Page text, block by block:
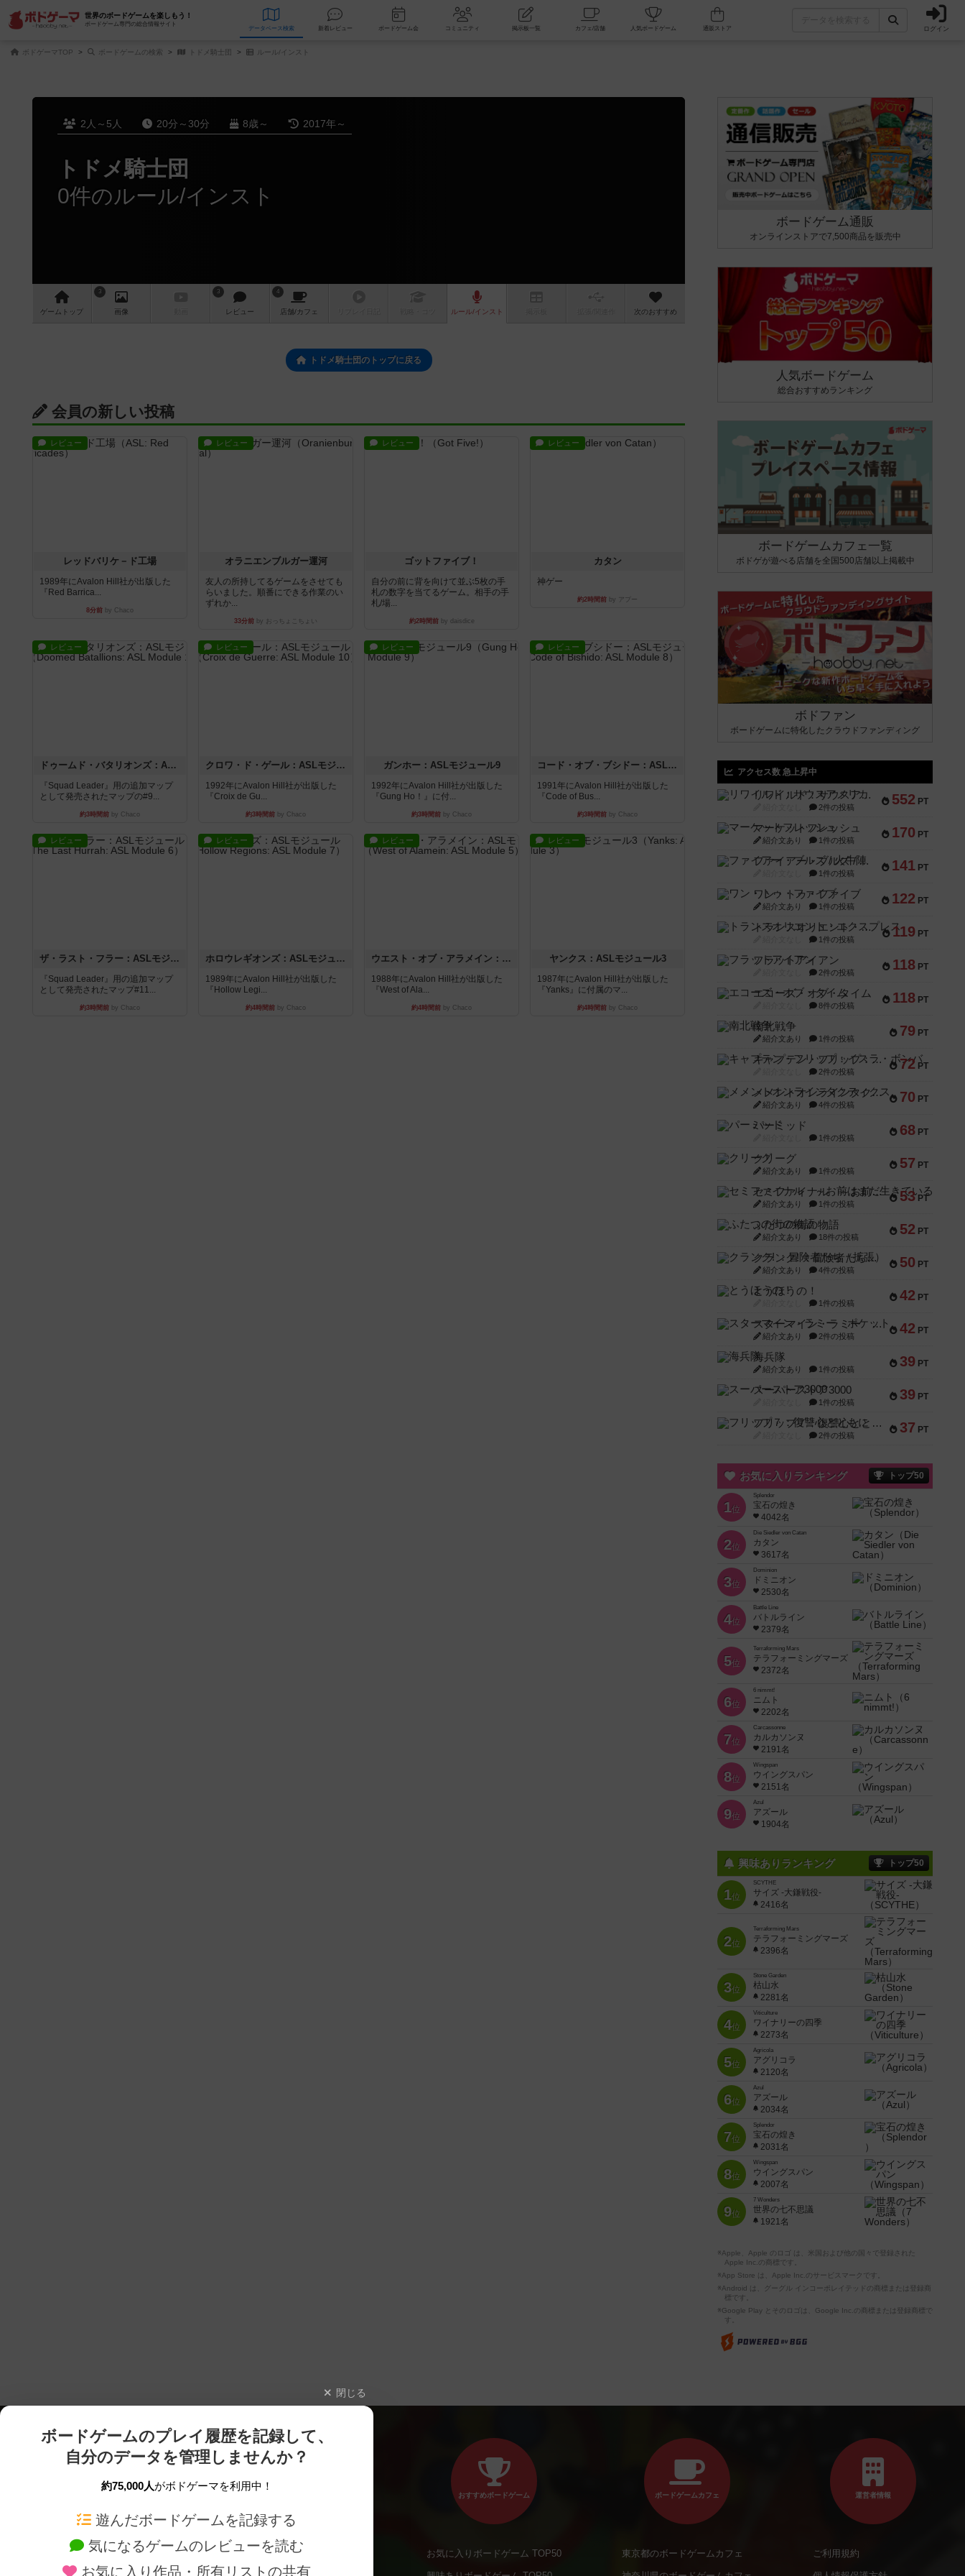
世界のボードゲームを楽しもう！
ボードゲーム専門の総合情報サイト
データベース 検索 新着レビュー ボードゲーム会 コミュニティ 掲示板一覧 カフェ/店舗 人気ボードゲーム ログイン
ボドゲーマTOP ボードゲームの検索 トドメ騎士団 ルール/インスト
2人～5人 20分～30分 8歳～ 2017年～
トドメ騎士団
0件のルール/インスト
ゲーム トップ
3
画像
3
レビュー
4
店舗/カフェ ルール/インスト 次のおすすめ
トドメ騎士団のトップに戻る
会員の新しい投稿
レビュー
レッドバリケ－ド工場
1989年にAvalon Hill社が出版した
『Red Barrica...
8分前 by Chaco
レビュー
オラニエンブルガー運河
友人の所持してるゲームをさせても
らいました。順番にできる作業のい
ずれか...
33分前 by おっちょこちょい
レビュー
ゴットファイブ！
自分の前に背を向けて並ぶ5枚の手
札の数字を当てるゲーム。相手の手
札/場...
約2時間前by daisdice
レビュー
カタン
神ゲー
約2時間前 by アプー
レビュー
ドゥームド・バタリオンズ：ASLモジュール11
『Squad Leader』用の追加マップ
として発売されたマップの#9...
約3時間前 by Chaco
レビュー
クロワ・ド・ゲール：ASLモジュール10
1992年にAvalon Hill社が出版した
『Croix de Gu...
約3時間前 by Chaco
レビュー
ガンホー：ASLモジュール9
1992年にAvalon Hill社が出版した
『Gung Ho！』に付...
約3時間前 by Chaco
レビュー
コード・オブ・ブシドー：ASLモジュール8
1991年にAvalon Hill社が出版した
『Code of Bus...
約3時間前 by Chaco
レビュー
ザ・ラスト・フラー：ASLモジュール6
『Squad Leader』用の追加マップ
として発売されたマップ#11...
約3時間前 by Chaco
レビュー
ホロウレギオンズ：ASLモジュール7
1989年にAvalon Hill社が出版した
『Hollow Legi...
約4時間前 by Chaco
レビュー
ウエスト・オブ・アラメイン：ASLモジュール5
1988年にAvalon Hill社が出版した
『West of Ala...
約4時間前 by Chaco
レビュー
ヤンクス：ASLモジュール3
1987年にAvalon Hill社が出版した
『Yanks』に付属のマ...
約4時間前 by Chaco
ボードゲーム通販
オンラインストアで7,500商品を販売中
人気ボードゲーム
総合おすすめランキング
ボードゲームカフェ一覧
ボドゲが遊べる店舗を全国500店舗以上掲載中
ボドファン
ボードゲームに特化したクラウドファンディング
アクセス数 急上昇中
552 PT
リワイルド：サウスアメリカ
2件の投稿
170 PT
マーケットフレッシュ
紹介文あり 1件の投稿
141 PT
ファイアー・ブルズ / 火牛陣
1件の投稿
122 PT
ワン・トゥ・ファイブ
紹介文あり 1件の投稿
119 PT
トランスオリエント・エクスプレス
1件の投稿
118 PT
フラットアイアン
2件の投稿
118 PT
エコーズ・オブ・タイム
8件の投稿
79 PT
南北戦争
紹介文あり 1件の投稿
72 PT
キャプテン・フリップ：イスラ・ボンバ
2件の投稿
70 PT
メメントオンラインタクティクス
紹介文あり 4件の投稿
68 PT
パーミッド
1件の投稿
57 PT
クリーグ
紹介文あり 1件の投稿
53 PT
セミファイナル ～お前はまだ生きている～
紹介文あり 1件の投稿
52 PT
ふたつの街の物語
紹介文あり 18件の投稿
50 PT
クランク! ：冒険者たち（拡張）
紹介文あり 4件の投稿
42 PT
とうほうの！
1件の投稿
42 PT
スターマイン・ラミー ポケット
紹介文あり 2件の投稿
39 PT
海兵隊
紹介文あり 1件の投稿
39 PT
スーパーストア3000
1件の投稿
37 PT
フリップ７：復讐心とともに
2件の投稿
お気に入りランキング トップ50
1位
Splendor
宝石の煌き
4042名
2位
Die Siedler von Catan
カタン
3617名
3位
Dominion
ドミニオン
2530名
4位
Battle Line
バトルライン
2379名
5位
Terraforming Mars
テラフォーミングマーズ
2372名
6位
6 nimmt!
ニムト
2202名
7位
Carcassonne
カルカソンヌ
2191名
8位
Wingspan
ウイングスパン
2151名
9位
Azul
アズール
1904名
興味ありランキング トップ50
1位
SCYTHE
サイズ -大鎌戦役-
2416名
2位
Terraforming Mars
テラフォーミングマーズ
2396名
3位
Stone Garden
枯山水
2281名
4位
Viticulture
ワイナリーの四季
2273名
5位
Agricola
アグリコラ
2120名
6位
Azul
アズール
2034名
7位
Splendor
宝石の煌き
2031名
8位
Wingspan
ウイングスパン
2007名
9位
7 Wonders
世界の七不思議
1921名
※Apple、Apple のロゴ は、米国および他の国々で登録された
Apple Inc.の商標です。
※App Store は、Apple Inc.のサービスマークです。
※Android は、グーグル インコーポレイテッドの商標または登録商
標です。
※Google Play とそのロゴは、Google Inc.の商標または登録商標で
す。
閉じる
ボードゲームのプレイ履歴を記録して、
自分のデータを管理しませんか？
約75,000人がボドゲーマを利用中！
遊んだボードゲームを記録する
気になるゲームのレビューを読む
お気に入り作品・所有リストの共有
ボードゲームを検索する 新作・再入荷情報
おすすめボードゲーム
お気に入りボードゲーム TOP50
ボードゲームカフェ
東京都のボードゲームカフェ
運営者情報
ご利用規約